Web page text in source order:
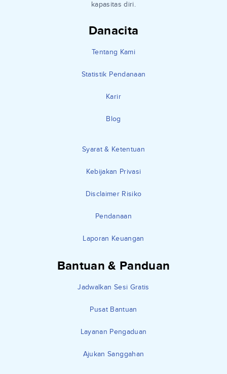
Danacita
Tentang Kami
Statistik Pendanaan
Karir
Blog
Syarat & Ketentuan
Kebijakan Privasi
Disclaimer Risiko
Pendanaan
Laporan Keuangan
Bantuan & Panduan
Jadwalkan Sesi Gratis
Pusat Bantuan
Layanan Pengaduan
Ajukan Sanggahan
kapasitas diri.